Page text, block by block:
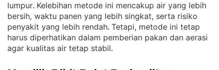
lumpur. Kelebihan metode ini mencakup air yang lebih
bersih, waktu panen yang lebih singkat, serta risiko
penyakit yang lebih rendah. Tetapi, metode ini tetap
harus diperhatikan dalam pemberian pakan dan aerasi
agar kualitas air tetap stabil.